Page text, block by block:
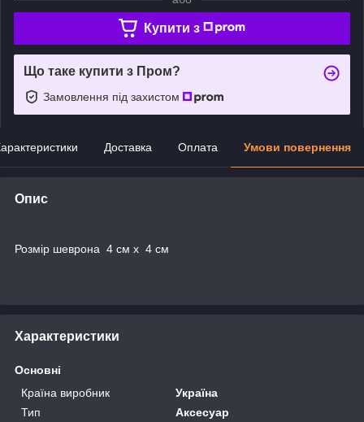
Купити з
Що таке купити з Пром?
Замовлення під захистом
Доставка Оплата Умови повернення
Опис
Розмір шеврона 4 см x 4 см
Характеристики
Основні
Країна виробник
Україна
Тип
Аксесуар